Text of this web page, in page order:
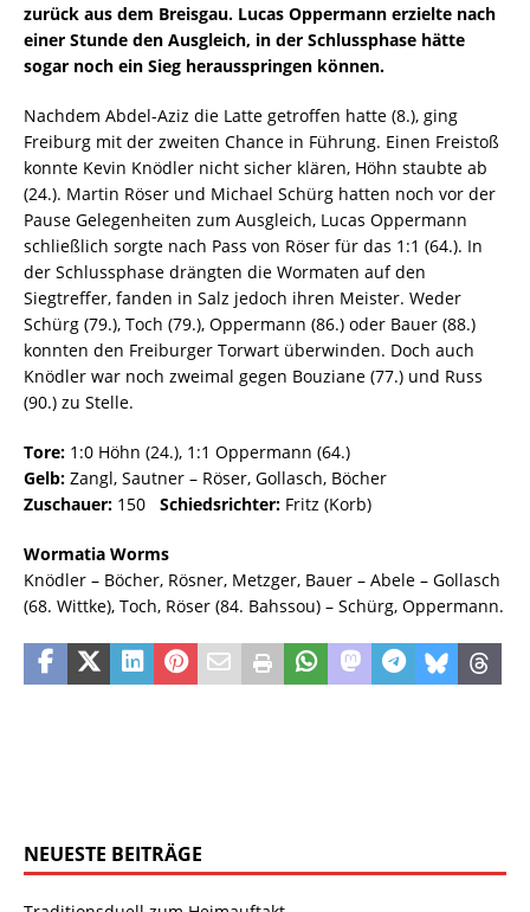
zurück aus dem Breisgau. Lucas Oppermann erzielte nach
einer Stunde den Ausgleich, in der Schlussphase hätte
sogar noch ein Sieg herausspringen können.
Nachdem Abdel-Aziz die Latte getroffen hatte (8.), ging
Freiburg mit der zweiten Chance in Führung. Einen Freistoß
konnte Kevin Knödler nicht sicher klären, Höhn staubte ab
(24.). Martin Röser und Michael Schürg hatten noch vor der
Pause Gelegenheiten zum Ausgleich, Lucas Oppermann
schließlich sorgte nach Pass von Röser für das 1:1 (64.). In
der Schlussphase drängten die Wormaten auf den
Siegtreffer, fanden in Salz jedoch ihren Meister. Weder
Schürg (79.), Toch (79.), Oppermann (86.) oder Bauer (88.)
konnten den Freiburger Torwart überwinden. Doch auch
Knödler war noch zweimal gegen Bouziane (77.) und Russ
(90.) zu Stelle.
Tore: 1:0 Höhn (24.), 1:1 Oppermann (64.)
Gelb: Zangl, Sautner – Röser, Gollasch, Böcher
Zuschauer: 150 Schiedsrichter: Fritz (Korb)
Wormatia Worms
Knödler – Böcher, Rösner, Metzger, Bauer – Abele – Gollasch
(68. Wittke), Toch, Röser (84. Bahssou) – Schürg, Oppermann.
NEUESTE BEITRÄGE